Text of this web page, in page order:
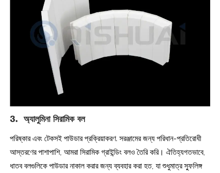
3. অ্যালুমিনা সিরামিক বল
পরিষ্কার এবং টেকসই পাউডার প্রক্রিয়াকরণ. সরঞ্জামের জন্য পরিধান-প্রতিরোধী
আস্তরণের পাশাপাশি, আমরা সিরামিক গ্রাইন্ডিং বলও তৈরি করি। ঐতিহ্যগতভাবে,
ধাতব বলগুলিকে পাউডার নাকাল করার জন্য ব্যবহার করা হত, যা শুধুমাত্র স্ফুলিঙ্গ